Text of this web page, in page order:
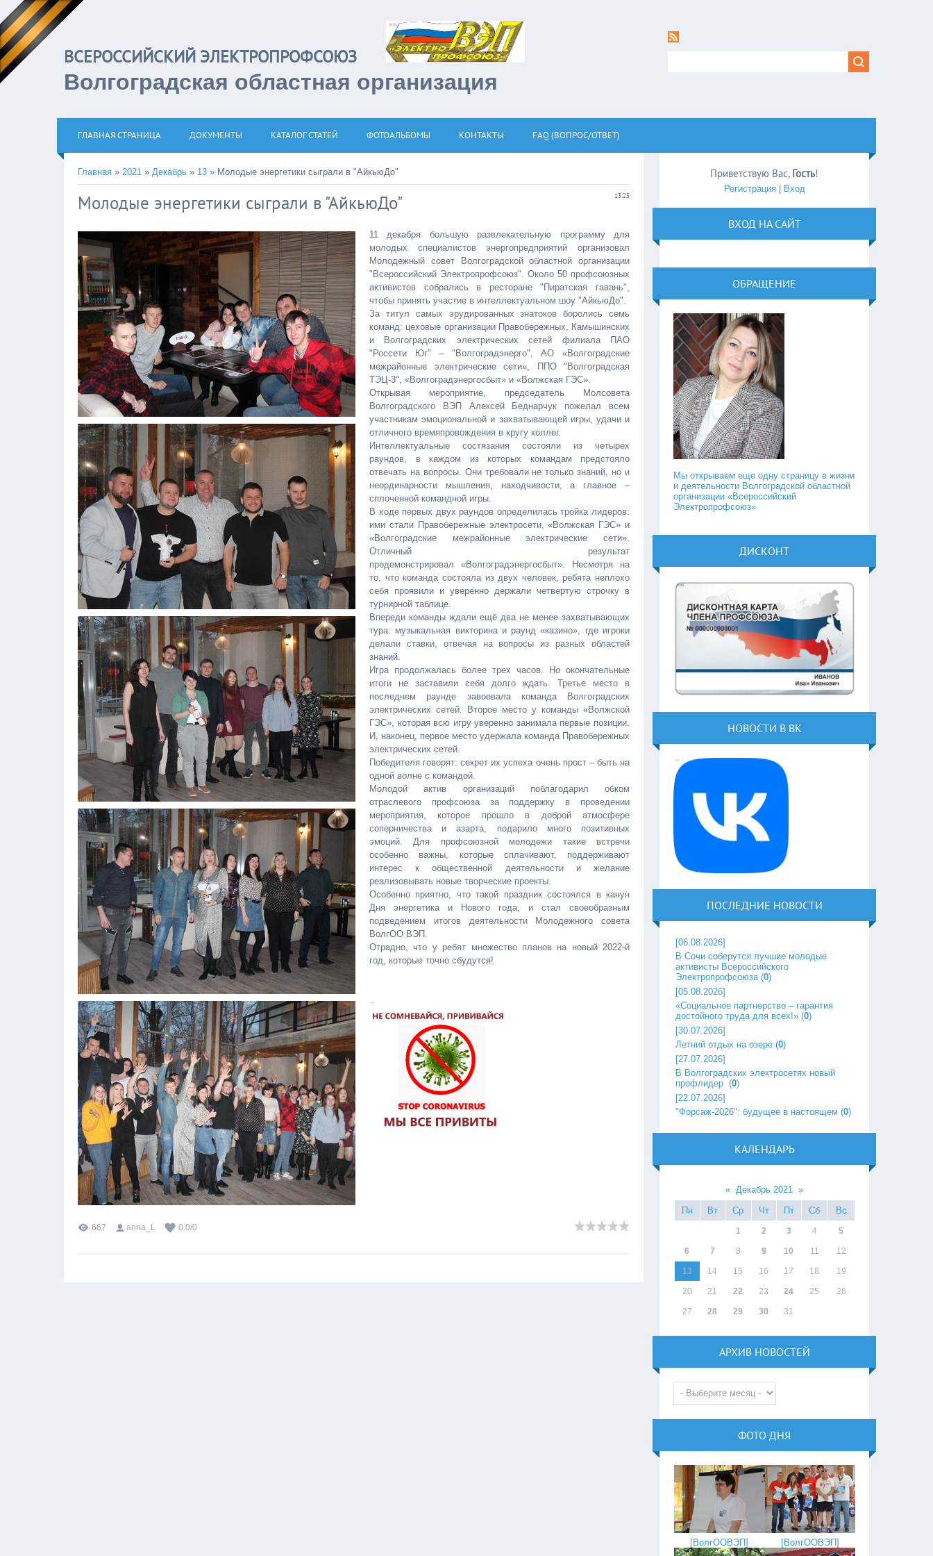
ВСЕРОССИЙСКИЙ ЭЛЕКТРОПРОФСОЮЗ
Волгоградская областная организация
ГЛАВНАЯ СТРАНИЦА ДОКУМЕНТЫ КАТАЛОГ СТАТЕЙ ФОТОАЛЬБОМЫ КОНТАКТЫ FAQ (ВОПРОС/ОТВЕТ)
Главная » 2021 » Декабрь » 13 » Молодые энергетики сыграли в "АйкьюДо"
13:25
Молодые энергетики сыграли в "АйкьюДо"
11 декабря большую развлекательную программу для
молодых специалистов энергопредприятий организовал
Молодежный совет Волгоградской областной организации
"Всероссийский Электропрофсоюз". Около 50 профсоюзных
активистов собрались в ресторане "Пиратская гавань",
чтобы принять участие в интеллектуальном шоу "АйкьюДо".
За титул самых эрудированных знатоков боролись семь
команд: цеховые организации Правобережных, Камышинских
и Волгоградских электрических сетей филиала ПАО
"Россети Юг" – "Волгоградэнерго", АО «Волгоградские
межрайонные электрические сети», ППО "Волгоградская
ТЭЦ-3", «Волгоградэнергосбыт» и «Волжская ГЭС».
Открывая мероприятие, председатель Молсовета
Волгоградского ВЭП Алексей Беднарчук пожелал всем
участникам эмоциональной и захватывающей игры, удачи и
отличного времяпровождения в кругу коллег.
Интеллектуальные состязания состояли из четырех
раундов, в каждом из которых командам предстояло
отвечать на вопросы. Они требовали не только знаний, но и
неординарности мышления, находчивости, а главное –
сплоченной командной игры.
В ходе первых двух раундов определилась тройка лидеров:
ими стали Правобережные электросети, «Волжская ГЭС» и
«Волгоградские межрайонные электрические сети».
Отличный результат
продемонстрировал «Волгоградэнергосбыт». Несмотря на
то, что команда состояла из двух человек, ребята неплохо
себя проявили и уверенно держали четвертую строчку в
турнирной таблице.
Впереди команды ждали ещё два не менее захватывающих
тура: музыкальная викторина и раунд «казино», где игроки
делали ставки, отвечая на вопросы из разных областей
знаний.
Игра продолжалась более трех часов. Но окончательные
итоги не заставили себя долго ждать. Третье место в
последнем раунде завоевала команда Волгоградских
электрических сетей. Второе место у команды «Волжской
ГЭС», которая всю игру уверенно занимала первые позиции.
И, наконец, первое место удержала команда Правобережных
электрических сетей.
Победителя говорят: секрет их успеха очень прост – быть на
одной волне с командой.
Молодой актив организаций поблагодарил обком
отраслевого профсоюза за поддержку в проведении
мероприятия, которое прошло в доброй атмосфере
соперничества и азарта, подарило много позитивных
эмоций. Для профсоюзной молодежи такие встречи
особенно важны, которые сплачивают, поддерживают
интерес к общественной деятельности и желание
реализовывать новые творческие проекты.
Особенно приятно, что такой праздник состоялся в канун
Дня энергетика и Нового года, и стал своеобразным
подведением итогов деятельности Молодежного совета
ВолгОО ВЭП.
Отрадно, что у ребят множество планов на новый 2022-й
год, которые точно сбудутся!
667 anna_L 0.0/0
Приветствую Вас, Гость!
Регистрация| Вход
ВХОД НА САЙТ
ОБРАЩЕНИЕ
Мы открываем еще одну страницу в жизни
и деятельности Волгоградской областной
организации «Всероссийский
Электропрофсоюз»
ДИСКОНТ
НОВОСТИ В ВК
ПОСЛЕДНИЕ НОВОСТИ
[06.08.2026]
В Сочи соберутся лучшие молодые
активисты Всероссийского
Электропрофсоюза (0)
[05.08.2026]
«Социальное партнерство – гарантия
достойного труда для всех!» (0)
[30.07.2026]
Летний отдых на озере (0)
[27.07.2026]
В Волгоградских электросетях новый
профлидер ‎ (0)
[22.07.2026]
"Форсаж-2026": будущее в настоящем (0)
КАЛЕНДАРЬ
« Декабрь 2021 »
Пн
Вт Ср Чт Пт Сб Вс
1 2 3 4 5
6 7 8 9 10 11 12
13 14 15 16 17 18 19
20 21 22 23 24 25 26
27 28 29 30 31
АРХИВ НОВОСТЕЙ
ФОТО ДНЯ
[ВолгООВЭП] [ВолгООВЭП]